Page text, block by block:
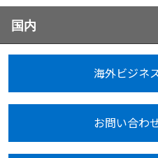
国内
海外ビジネ
お問い合わ